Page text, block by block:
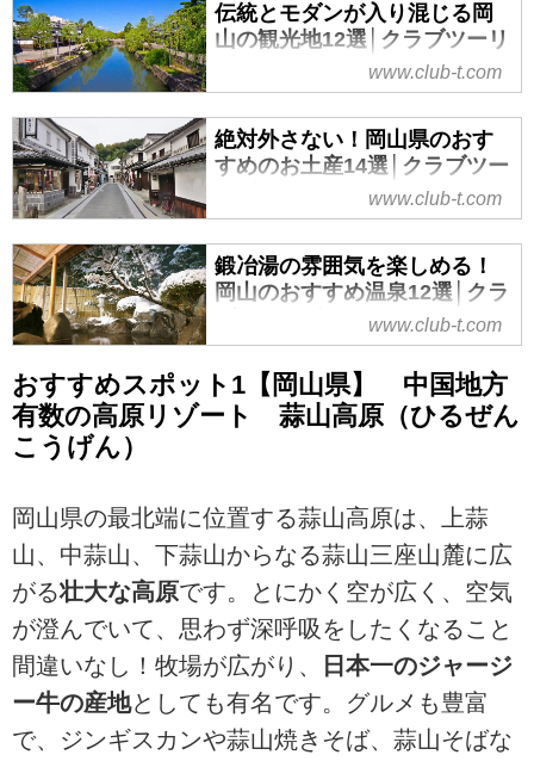
伝統とモダンが入り混じる岡
山の観光地12選│クラブツーリ
統とモダンが入り混じる岡山の観
光地12選では、倉敷美観地区、大
原美術館、岡山後楽園、岡山城、
学校、鬼ノ城、奥津渓、最上稲
荷、井倉洞、倉敷アイビースクエ
ア など、旅に出る前に見ておきた
いお役立ち情報が満載！
www.club-t.com
絶対外さない！岡山県のおす
すめのお土産14選│クラブツー
対外さない！岡山県のおすすめの
お土産14選では、 桃太郎伝説、元
祖きびだんご、つるの玉子、岡山
ご、大手まんぢゅう、ホルモンう
どん、高瀬舟羊羹、津山ロール、
倉敷うどん、手延そうめん、浜焼
旅に出る前に見ておきたいお役立
ち情報が満載！
www.club-t.com
鍛冶湯の雰囲気を楽しめる！
岡山のおすすめ温泉12選│クラ
冶湯の雰囲気を楽しめる！岡山の
おすすめ温泉12選では、 湯原温泉
上齋原温泉、津黒高原温泉（蒜山
なごみの温泉）、阿波温泉 など、
旅に出る前に見ておきたいお役立
ち情報が満載！
www.club-t.com
おすすめスポット1【岡山県】 中国地方
有数の高原リゾート 蒜山高原（ひるぜん
こうげん）
岡山県の最北端に位置する蒜山高原は、上蒜
山、中蒜山、下蒜山からなる蒜山三座山麓に広
がる壮大な高原です。とにかく空が広く、空気
が澄んでいて、思わず深呼吸をしたくなること
間違いなし！牧場が広がり、
日本一のジャージ
ー牛の産地としても有名です。グルメも豊富
で、ジンギスカンや蒜山焼きそば、蒜山そばな